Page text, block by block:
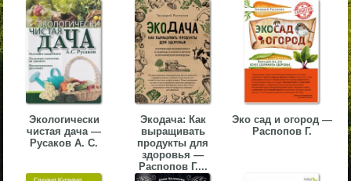
Экологически
чистая дача —
Русаков А. С.
Экодача: Как
выращивать
продукты для
здоровья —
Распопов Г....
Эко сад и огород —
Распопов Г.